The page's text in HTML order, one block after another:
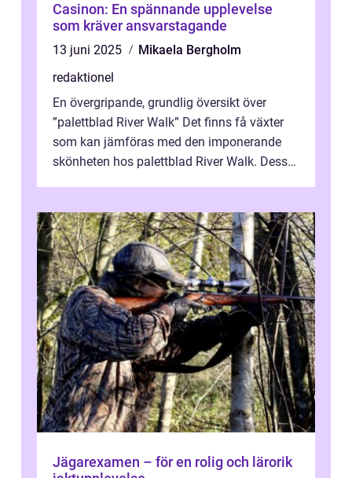
Casinon: En spännande upplevelse
som kräver ansvarstagande
13 juni 2025
Mikaela Bergholm
redaktionel
En övergripande, grundlig översikt över
”palettblad River Walk” Det finns få växter
som kan jämföras med den imponerande
skönheten hos palettblad River Walk. Dess
Jägarexamen – för en rolig och lärorik